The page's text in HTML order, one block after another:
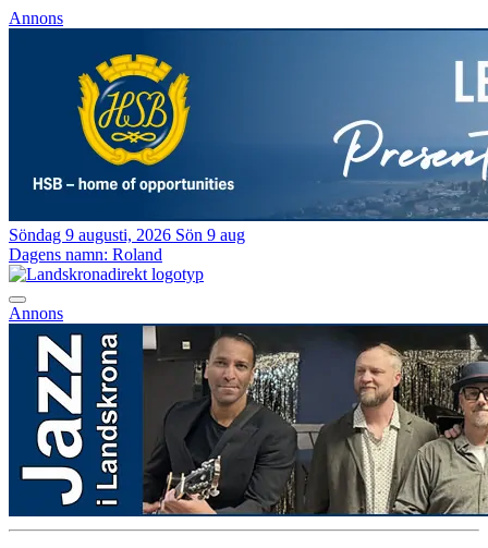
Annons
Söndag 9 augusti, 2026 Sön 9 aug
Dagens namn: Roland
Annons